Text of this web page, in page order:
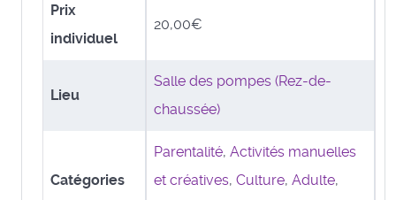
Prix
individuel
20,00€
Lieu
Salle des pompes (Rez-de-
chaussée)
Catégories
Parentalité, Activités manuelles
et créatives, Culture, Adulte,